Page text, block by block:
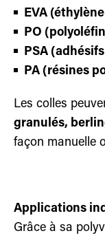
EVA
PO
PSA
PA (résines
Les colles
granulés,
façon manuelle
Applications
Grâce à sa